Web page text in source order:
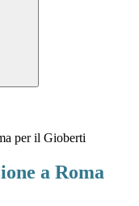
per il Gioberti
a Roma